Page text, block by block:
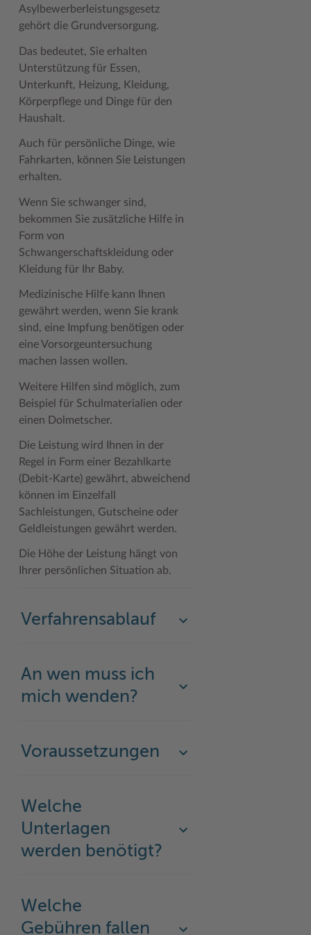
Geodatenportale (Kreiskarte)
Kontakt / Öffnungszeiten
Leistungen
Lexikon
Publikationen
Wo Sie uns finden
Zuständigkeitsfinder SH ↗
Fotoarchiv
Klimaanpassungskonzept
Lokales Wetter
Newsletter
Pressemeldungen
Social Media
Stormarninfo
Ukrainehilfe
Woche der Seelischen Gesundheit
#MeinStormarn
Karrieretag
Kreispräsident
Kreistag Sitzungskalender
Landrat
Sonderbereiche
Stabsbereiche
Städte und Gemeinden
Wappen und Geschichte
Was ist ein Kreis?
Zahlen, Daten, Fakten
Offene Stellen
Weiterbildung beim Kreis Stormarn
Klimaschutz beim Kreis Stormarn
Stormarner Bündnis für bezahlbares Wohnen
Zahlen, Daten, Fakten
Kulturelle Einrichtungen
Naturschutzgebiete
Storchenhorste
Lieblingsplätze in der Metropolregion
Termine und Veranstaltungen
Tourismus
Vereine und Gruppen
Asylbewerberleistungsgesetz
gehört die Grundversorgung.
Das bedeutet, Sie erhalten
Unterstützung für Essen,
Unterkunft, Heizung, Kleidung,
Körperpflege und Dinge für den
Haushalt.
Auch für persönliche Dinge, wie
Fahrkarten, können Sie Leistungen
erhalten.
Wenn Sie schwanger sind,
bekommen Sie zusätzliche Hilfe in
Form von
Schwangerschaftskleidung oder
Kleidung für Ihr Baby.
Medizinische Hilfe kann Ihnen
gewährt werden, wenn Sie krank
sind, eine Impfung benötigen oder
eine Vorsorgeuntersuchung
machen lassen wollen.
Weitere Hilfen sind möglich, zum
Beispiel für Schulmaterialien oder
einen Dolmetscher.
Die Leistung wird Ihnen in der
Regel in Form einer Bezahlkarte
(Debit-Karte) gewährt, abweichend
können im Einzelfall
Sachleistungen, Gutscheine oder
Geldleistungen gewährt werden.
Die Höhe der Leistung hängt von
Ihrer persönlichen Situation ab.
Verfahrensablauf
An wen muss ich
mich wenden?
Voraussetzungen
Welche
Unterlagen
werden benötigt?
Welche
Gebühren fallen